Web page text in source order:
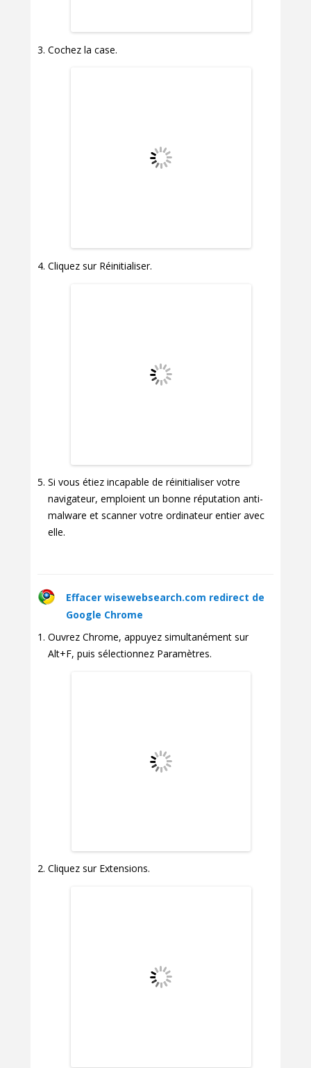
Cochez la case.
Cliquez sur Réinitialiser.
Si vous étiez incapable de réinitialiser votre
navigateur, emploient un bonne réputation anti-
malware et scanner votre ordinateur entier avec
elle.
Effacer wisewebsearch.com redirect de
Google Chrome
Ouvrez Chrome, appuyez simultanément sur
Alt+F, puis sélectionnez Paramètres.
Cliquez sur Extensions.